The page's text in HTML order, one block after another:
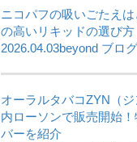
KIWI本体と純正カートリッジを
た!!
2026,05,06
たしました!!
5月 - フレーバーランキング
ニコパフの吸いごたえ
の高いリキッドの選び方
2026.04.03beyond ブログ
オーラルタバコZYN（
内ローソンで販売開始
バーを紹介